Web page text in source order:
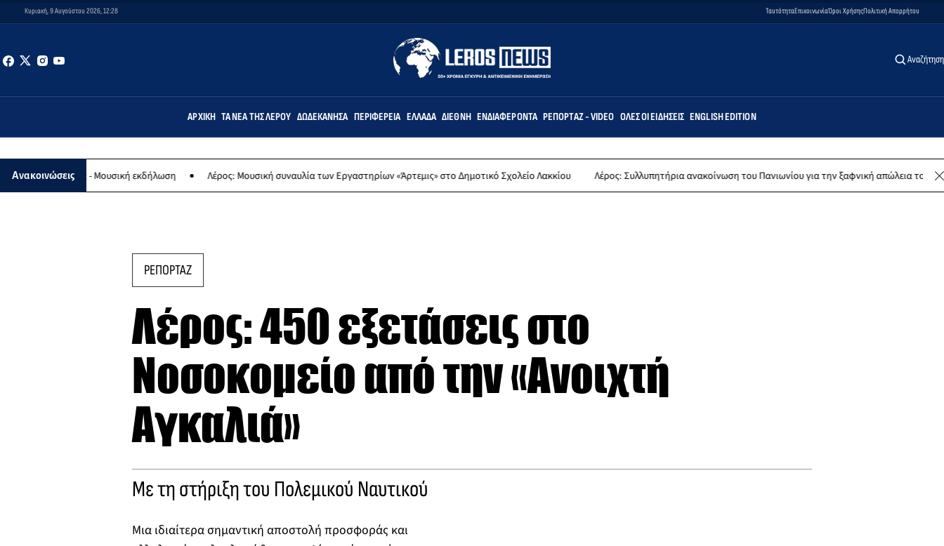
Κυριακή, 9 Αυγούστου 2026, 12:28 ΤαυτότηταΕπικοινωνίαΌροι ΧρήσηςΠολιτική Απορρήτου
Αναζήτηση
ΑΡΧΙΚΉ ΤΑ ΝΈΑ ΤΗΣ ΛΈΡΟΥ ΔΩΔΕΚΆΝΗΣΑ ΠΕΡΙΦΈΡΕΙΑ ΕΛΛΆΔΑ ΔΙΕΘΝΉ ΕΝΔΙΑΦΈΡΟΝΤΑ ΡΕΠΟΡΤΆΖ - VIDEO ΌΛΕΣ ΟΙ ΕΙΔΉΣΕΙΣ ENGLISH EDITION
Ανακοινώσεις
- Μουσική εκδήλωση Λέρος: Μουσική συναυλία των Εργαστηρίων «Άρτεμις» στο Δημοτικό Σχολείο Λακκίου Λέρος: Συλλυπητήρια ανακοίνωση του Πανιωνίου για την ξαφνική απώλεια του Δημήτρη
ΡΕΠΟΡΤΑΖ
Λέρος: 450 εξετάσεις στο
Νοσοκομείο από την «Ανοιχτή
Αγκαλιά»
Με τη στήριξη του Πολεμικού Ναυτικού
Μια ιδιαίτερα σημαντική αποστολή προσφοράς και